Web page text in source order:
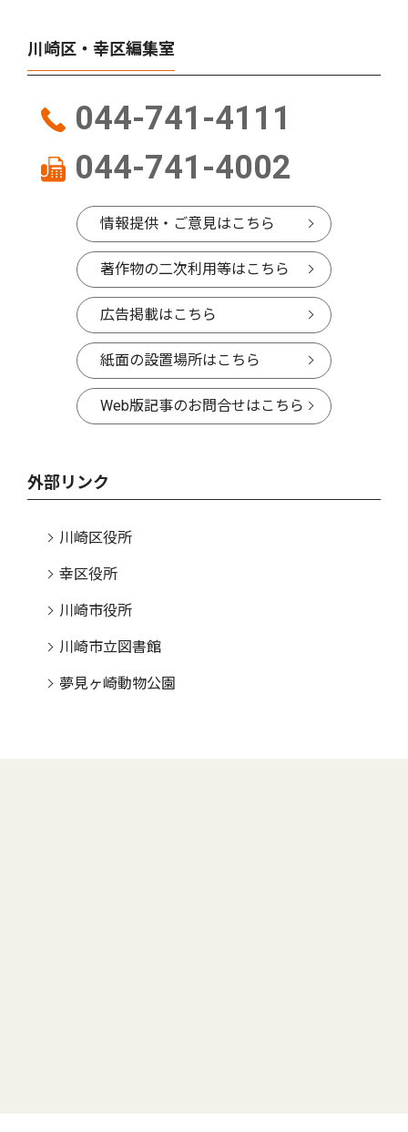
川崎区・幸区編集室
044-741-4111
044-741-4002
情報提供・ご意見はこちら
著作物の二次利用等はこちら
広告掲載はこちら
紙面の設置場所はこちら
Web版記事のお問合せはこちら
外部リンク
川崎区役所
幸区役所
川崎市役所
川崎市立図書館
夢見ヶ崎動物公園